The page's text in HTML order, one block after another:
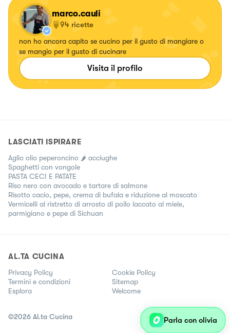
marco.cauli
94 ricette
non ho ancora capito se cucino per il gusto di mangiare o
se mangio per il gusto di cucinare
Visita il profilo
LASCIATI ISPIRARE
Aglio olio peperoncino 🌶 acciughe
Spaghetti con vongole
PASTA CECI E PATATE
Riso nero con avocado e tartare di salmone
Risotto cacio, pepe, crema di bufala e riduzione al moscato
Vermicelli al ristretto di arrosto di pollo laccato al miele,
parmigiano e pepe di Sichuan
AL.TA CUCINA
Privacy Policy
Cookie Policy
Termini e condizioni
Sitemap
Esplora
Welcome
©2026 Al.ta Cucina Parla con olivia